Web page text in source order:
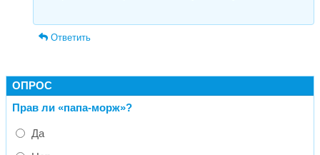
Ответить
ОПРОС
Прав ли «папа-морж»?
Да